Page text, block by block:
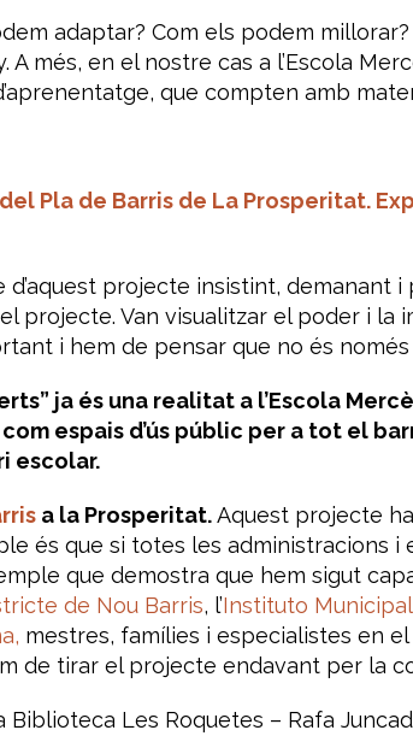
adaptar? Com els podem
A més, en el nostre cas a l’Escola
que compten amb
Pla de Barris de La Prosperitat.
projecte insistint, demanant
projecte. Van visualitzar el poder i la
i hem de pensar que no és
ja és una realitat a l’Escola
espais d’ús públic per a tot el
escolar.
a la Prosperitat.Aquest projecte
és que si totes les administracions i
que demostra que hem sigut
de Nou Barris, l’Instituto
mestres, famílies i especialistes en
de tirar el projecte endavant per la
Les Roquetes – Rafa